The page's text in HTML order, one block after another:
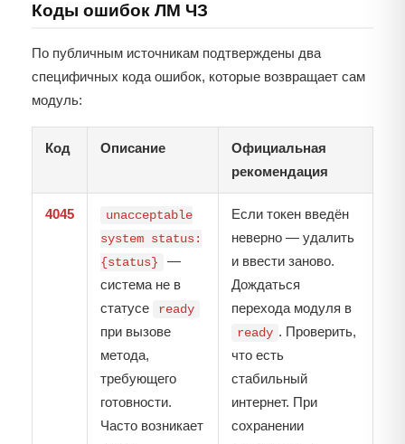
Коды ошибок ЛМ ЧЗ
По публичным источникам подтверждены два
специфичных кода ошибок, которые возвращает сам
модуль:
Код Описание
Официальная
рекомендация
4045
unacceptable
system status:
{status}
—
система не в
статусе
ready
при вызове
метода,
требующего
готовности.
Часто возникает
Если токен введён
неверно — удалить
и ввести заново.
Дождаться
перехода модуля в
ready . Проверить,
что есть
стабильный
интернет. При
сохранении